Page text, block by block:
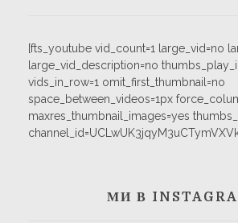
[fts_youtube vid_count=1 large_vid=no
large_vid_description=no
vids_in_row=1 omit_first_thumbnail=no
space_between_videos=1px
maxres_thumbnail_images=yes
МИ В